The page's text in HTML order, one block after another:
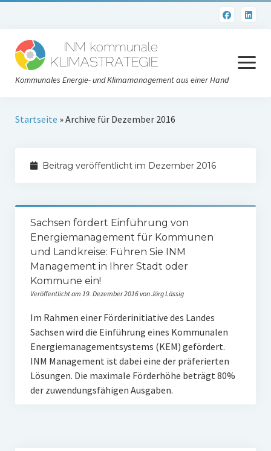
Kommunales Energie- und Klimamanagement aus einer Hand
Menü
öffnen
Datenschutzerklärung
Startseite »Archive für Dezember 2016
Beitrag veröffentlicht im Dezember 2016
Sachsen fördert Einführung von
Energiemanagement für Kommunen
und Landkreise: Führen Sie INM
Management in Ihrer Stadt oder
Kommune ein!
Veröffentlicht am 19. Dezember 2016 von Jörg Lässig
Im Rahmen einer Förderinitiative des Landes
Sachsen wird die Einführung eines Kommunalen
Energiemanagementsystems (KEM) gefördert.
INM Management ist dabei eine der präferierten
Lösungen. Die maximale Förderhöhe beträgt 80%
der zuwendungsfähigen Ausgaben.